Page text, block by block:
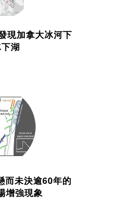
現加拿大冰河下
湖
而未決逾60年的
增強現象